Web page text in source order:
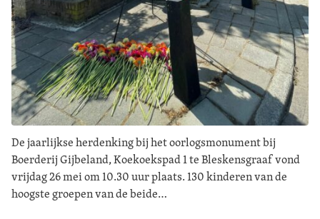
De jaarlijkse herdenking bij het oorlogsmonument bij
Boerderij Gijbeland, Koekoekspad 1 te Bleskensgraaf vond
vrijdag 26 mei om 10.30 uur plaats. 130 kinderen van de
hoogste groepen van de beide…